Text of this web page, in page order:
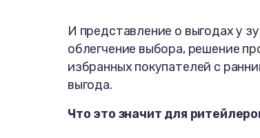
И представление о выгодах у
облегчение выбора, решение
избранных покупателей с
выгода.
Что это значит для